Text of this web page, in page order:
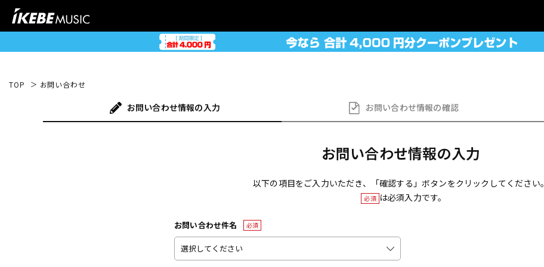
TOP お問い合わせ
お問い合わせ情報の入力 お問い合わせ情報の確認
お問い合わせ情報の入力
以下の項目をご入力いただき、「確認する」ボタンをクリックしてください。
必須 は必須入力です。
お問い合わせ件名 必須